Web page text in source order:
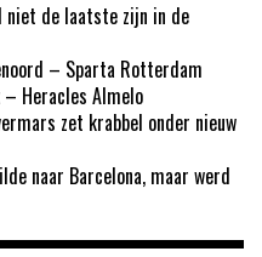
niet de laatste zijn in de
– Sparta Rotterdam
Heracles Almelo
zet krabbel onder nieuw
naar Barcelona, maar werd